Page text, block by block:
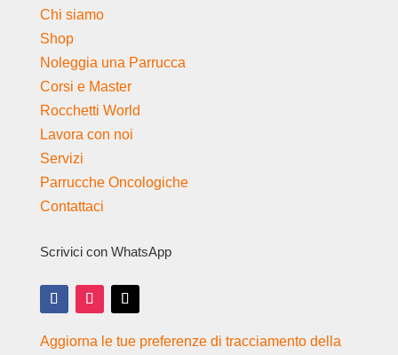
Chi siamo
Shop
Noleggia una Parrucca
Corsi e Master
Rocchetti World
Lavora con noi
Servizi
Parrucche Oncologiche
Contattaci
Scrivici con WhatsApp
Aggiorna le tue preferenze di tracciamento della